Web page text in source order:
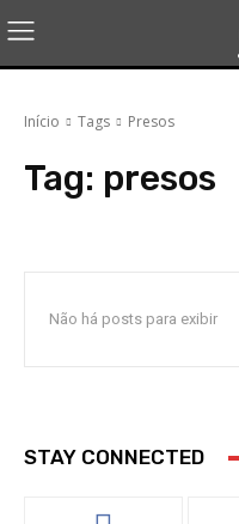
Início Tags Presos
Tag: presos
Não há posts para exibir
STAY CONNECTED